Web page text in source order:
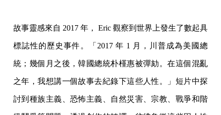
故事靈感來自 2017 年， Eric 觀察到世界上發生了數起具
標誌性的歷史事件。「2017 年 1 月，川普成為美國總
統；幾個月之後，韓國總統朴槿惠被彈劾。在這個混亂
之年，我想講一個故事去紀錄下這些人性。」短片中探
討到種族主義、恐怖主義、自然災害、宗教、戰爭和階